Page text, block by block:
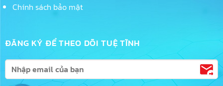
Chính sách bảo mật
ĐĂNG KÝ ĐỂ THEO DÕI TUỆ TĨNH